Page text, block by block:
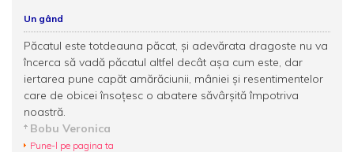
Un gând
Păcatul este totdeauna păcat, și adevărata dragoste nu va
încerca să vadă păcatul altfel decât așa cum este, dar
iertarea pune capăt amărăciunii, mâniei și resentimentelor
care de obicei însoțesc o abatere săvârșită împotriva
noastră.
Bobu Veronica
Pune-l pe pagina ta